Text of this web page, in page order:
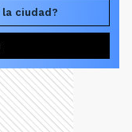
ciudad?